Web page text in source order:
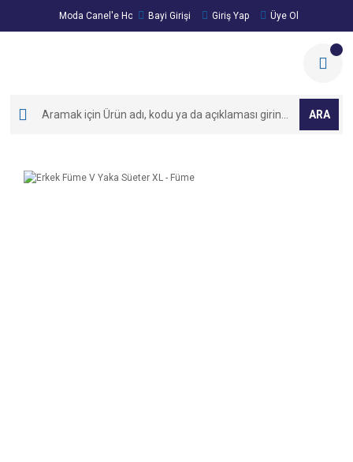
Moda Canel'e Hoşgeldiniz!
Bayi Girişi Giriş Yap Üye Ol
ARA